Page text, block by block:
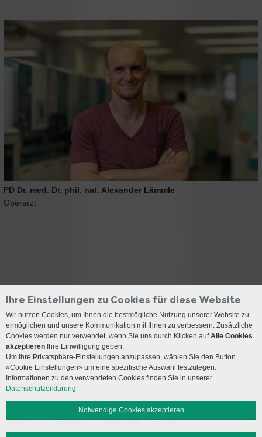
PD Dr. med. Dr. phil. nat. Alexander Lämmle
Oberarzt
Kontakt
Anreise
Social Media
Impressum Disclaimer Datenschutz Sitemap
Ihre Einstellungen zu Cookies für diese Website
Wir nutzen Cookies, um Ihnen die bestmögliche Nutzung unserer Website zu
ermöglichen und unsere Kommunikation mit Ihnen zu verbessern. Zusätzliche
Cookies werden nur verwendet, wenn Sie uns durch Klicken aufAlle Cookies
akzeptieren Ihre Einwilligung geben.
Um Ihre Privatsphäre-Einstellungen anzupassen, wählen Sie den Button
«Cookie Einstellungen» um eine spezifische Auswahl festzulegen.
Informationen zu den verwendeten Cookies finden Sie in unserer
Datenschutzerklärung.
Notwendige Cookies akzeptieren